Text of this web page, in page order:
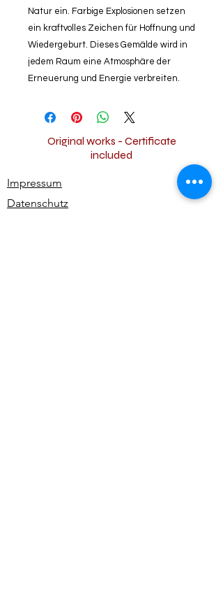
Natur ein. Farbige Explosionen setzen
ein kraftvolles Zeichen für Hoffnung und
Wiedergeburt. Dieses Gemälde wird in
jedem Raum eine Atmosphäre der
Erneuerung und Energie verbreiten.
Original works - Certificate
included
Impressum
Datenschutz